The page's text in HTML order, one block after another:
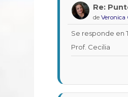
En
respuesta
a
Priscila
ALCON
Re:
de
Se responde en
Prof. Cecilia